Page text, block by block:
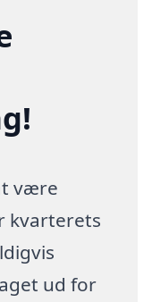
være
kvarterets
ud for